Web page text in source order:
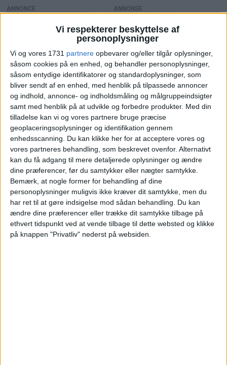
Vi respekterer beskyttelse af
personoplysninger
Vi og vores 1731 partnere opbevarer og/eller tilgår oplysninger,
såsom cookies på en enhed, og behandler personoplysninger,
såsom entydige identifikatorer og standardoplysninger, som
bliver sendt af en enhed, med henblik på tilpassede annoncer
og indhold, annonce- og indholdsmåling og målgruppeindsigter
samt med henblik på at udvikle og forbedre produkter. Med din
tilladelse kan vi og vores partnere bruge præcise
geoplaceringsoplysninger og identifikation gennem
enhedsscanning. Du kan klikke her for at acceptere vores og
vores partneres behandling, som beskrevet ovenfor. Alternativt
kan du få adgang til mere detaljerede oplysninger og ændre
dine præferencer, før du samtykker eller nægter samtykke.
Bemærk, at nogle former for behandling af dine
personoplysninger muligvis ikke kræver dit samtykke, men du
har ret til at gøre indsigelse mod sådan behandling.
Du kan
ændre dine præferencer eller trække dit samtykke tilbage på
ethvert tidspunkt ved at vende tilbage til dette websted og klikke
på knappen "Privatliv" nederst på websiden.
ANNONCE
PREMIUM
Boeing 737 MAX
7 fik godkendelse
FAA's certificering åbner for leverancer, men